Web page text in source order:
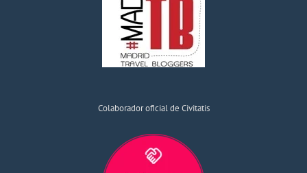
Colaborador oficial de Civitatis